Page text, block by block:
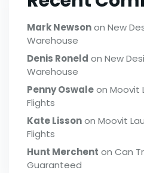
Mark Newsonon New
Warehouse
Denis Roneld on New
Warehouse
Penny Oswaleon Moovit
Flights
Kate Lissonon Moovit
Flights
Hunt Merchent on Can
Guaranteed